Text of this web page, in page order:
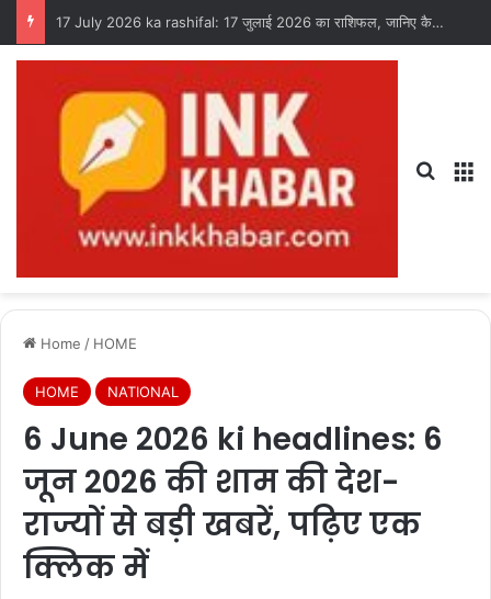
17 July 2026 ka rashifal: 17 जुलाई 2026 का राशिफल, जानिए कैसा रहेगा आपका दिन?
Home / HOME
HOME NATIONAL
6 June 2026 ki headlines: 6
जून 2026 की शाम की देश-
राज्यों से बड़ी खबरें, पढ़िए एक
क्लिक में